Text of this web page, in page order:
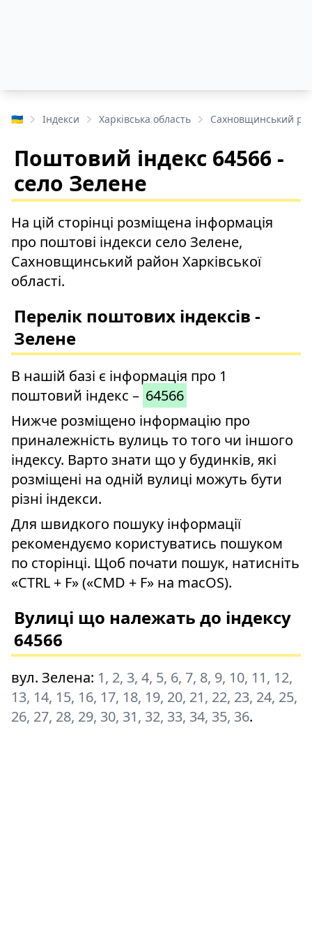
🇺🇦 Індекси Харківська область Сахновщинський
Поштовий індекс 64566 -
село Зелене
На цій сторінці розміщена інформація
про поштові індекси село Зелене,
Сахновщинський район Харківської
області.
Перелік поштових індексів -
Зелене
В нашій базі є інформація про 1
поштовий індекс – 64566
Нижче розміщено інформацію про
приналежність вулиць то того чи іншого
індексу. Варто знати що у будинків, які
розміщені на одній вулиці можуть бути
різні індекси.
Для швидкого пошуку інформації
рекомендуємо користуватись пошуком
по сторінці. Щоб почати пошук, натисніть
«CTRL + F» («CMD + F» на macOS).
Вулиці що належать до індексу
64566
вул. Зелена: 1, 2, 3, 4, 5, 6, 7, 8, 9, 10, 11, 12,
13, 14, 15, 16, 17, 18, 19, 20, 21, 22, 23, 24, 25,
26, 27, 28, 29, 30, 31, 32, 33, 34, 35, 36.